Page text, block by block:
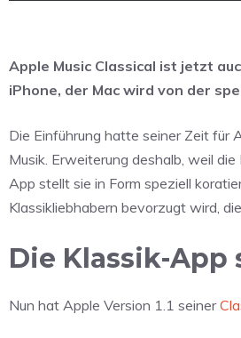
Apple Music Classical ist jetzt
iPhone, der Mac wird von der
Die Einführung hatte seiner Zeit für
Musik. Erweiterung deshalb, weil
App stellt sie in Form speziell
Klassikliebhabern bevorzugt wird,
Die Klassik-
Nun hat Apple Version 1.1 seiner